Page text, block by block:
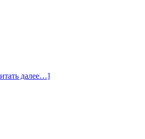
далее…]